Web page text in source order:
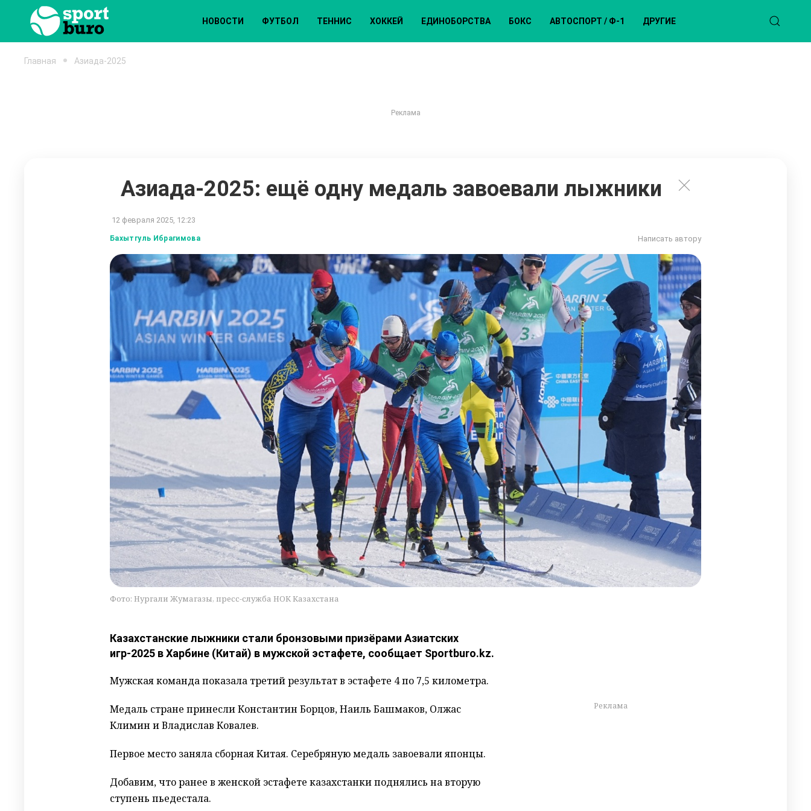
НОВОСТИ ФУТБОЛ ТЕННИС ХОККЕЙ ЕДИНОБОРСТВА БОКС АВТОСПОРТ / Ф-1 ДРУГИЕ
Главная Азиада-2025
Азиада-2025: ещё одну медаль завоевали лыжники
12 февраля 2025, 12:23
Бахытгуль Ибрагимова Написать автору
Фото: Нургали Жумагазы, пресс-служба НОК Казахстана
Казахстанские лыжники стали бронзовыми призёрами Азиатских
игр-2025 в Харбине (Китай) в мужской эстафете, сообщает Sportburo.kz.
Мужская команда показала третий результат в эстафете 4 по 7,5 километра.
Медаль стране принесли Константин Борцов, Наиль Башмаков, Олжас
Климин и Владислав Ковалев.
Первое место заняла сборная Китая. Серебряную медаль завоевали японцы.
Добавим, что ранее в женской эстафете казахстанки поднялись на вторую
ступень пьедестала.